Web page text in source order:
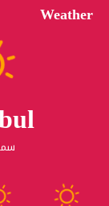
Weather